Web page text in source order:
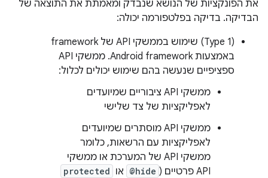
את הפונקציות של הנושא שנבדק ומאמתת את התוצאה של
הבדיקה. בדיקה בפלטפורמה יכולה:
‫(Type 1) שימוש בממשקי API של framework
באמצעות Android framework. ממשקי API
ספציפיים שנעשה בהם שימוש יכולים לכלול:
ממשקי API ציבוריים שמיועדים
לאפליקציות של צד שלישי
ממשקי API מוסתרים שמיועדים
לאפליקציות עם הרשאות, כלומר
ממשקי API של המערכת או ממשקי
API פרטיים (
@hide או protected